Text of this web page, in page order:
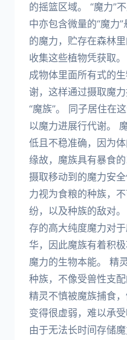
的摇篮区域。 “魔力”
中亦包含微量的“魔力
的魔力，贮存在森林
收集这些植物凭获取
成物体里面所有式的
谢，这样通过摄取魔
“魔族”。 同子居住在
以魔力进展行代谢。
低且不稳准确，因为
缘故，魔族具有暴食
摄取移动到的魔力安
力视为食粮的种族，
纷，以及种族的敌对
存的高大纯度魔力对
华，因此魔族有着积
魔力的生物本能。 精
种族，不像受兽性支
精灵不慎被魔族捕食
变得很虚弱，难以承
由于无法长时间存储